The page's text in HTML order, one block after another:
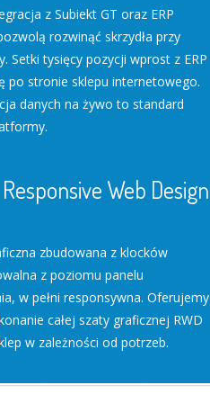
z Subiekt GT oraz ERP
rozwinąć skrzydła przy
Setki tysięcy pozycji wprost z ERP
po stronie sklepu internetowego.
danych na żywo to standard
Responsive Web Design
zbudowana z klocków
z poziomu panelu
w pełni responsywna. Oferujemy
całej szaty graficznej RWD
w zależności od potrzeb.